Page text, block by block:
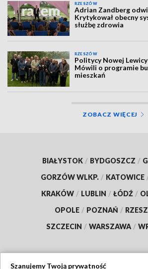
RZESZÓW
Adrian Zandberg
Krytykował obecny
służbę zdrowia
RZESZÓW
Politycy Nowej
Mówili o programie
mieszkań
ZOBACZ WIĘCEJ
BIAŁYSTOK / BYDGOSZCZ /
GORZÓW WLKP. / KATOWICE
KRAKÓW / LUBLIN / ŁÓDŹ /
OPOLE / POZNAŃ /
SZCZECIN / WARSZAWA /
Szanujemy Twoją prywatność